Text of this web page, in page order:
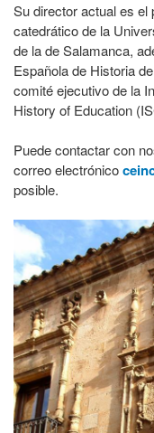
Su director actual es
catedrático de la
de la de Salamanca,
Española de Historia
comité ejecutivo de la
History of Education
Puede contactar con
correo electrónico
posible.